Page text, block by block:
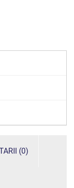
(0)